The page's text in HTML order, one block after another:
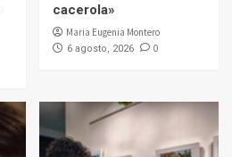
cacerola»
Maria Eugenia Montero
6 agosto, 2026 0